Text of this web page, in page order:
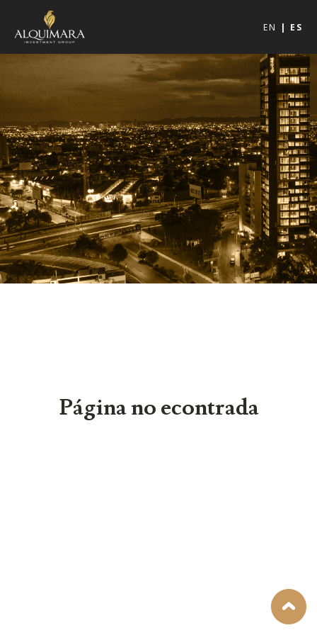
EN ES
Página no econtrada